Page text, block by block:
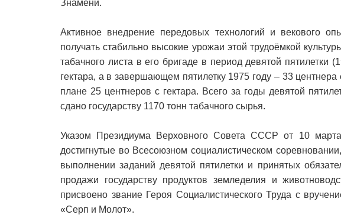
Знамени.
Активное внедрение передовых технологий и векового
получать стабильно высокие урожаи этой трудоёмкой
табачного листа в его бригаде в период девятой пятилетки
гектара, а в завершающем пятилетку 1975 году – 33
плане 25 центнеров с гектара. Всего за годы девятой
сдано государству 1170 тонн табачного сырья.
Указом Президиума Верховного Совета СССР от 10
достигнутые во Всесоюзном социалистическом
выполнении заданий девятой пятилетки и принятых
продажи государству продуктов земледелия и
присвоено звание Героя Социалистического Труда с
«Серп и Молот».